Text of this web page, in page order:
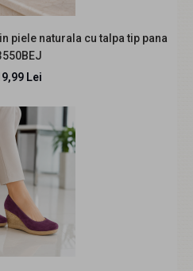
5cm LP14NBOX
158,00 Lei
Inaltime: 5cm. Masuri
foarte comozi si u..
piele naturala cu talpa tip pana
Lei